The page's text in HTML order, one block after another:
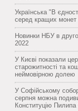
Українська "В
серед кращих монет
Новинки НБУ в
2022
У Києві показали
старожитності та
неймовірною долею
У Софійському
серпня можна
Конституцію